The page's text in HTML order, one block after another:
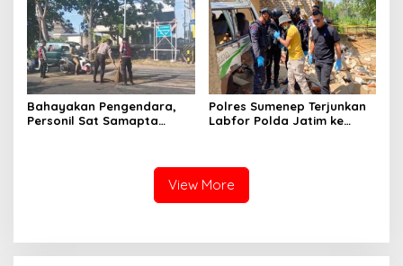
Bahayakan Pengendara,
Personil Sat Samapta
Polres Sumenep Terjunkan
Labfor Polda Jatim ke
View More